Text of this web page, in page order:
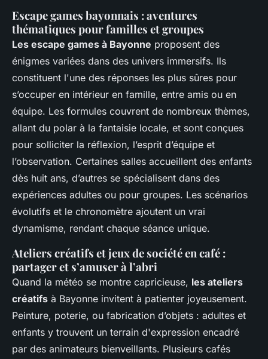
Escape games bayonnais : aventures
thématiques pour familles et groupes
Les escape games à Bayonne proposent des
énigmes variées dans des univers immersifs. Ils
constituent l'une des réponses les plus sûres pour
s’occuper en intérieur en famille, entre amis ou en
équipe. Les formules couvrent de nombreux thèmes,
allant du polar à la fantaisie locale, et sont conçues
pour solliciter la réflexion, l’esprit d’équipe et
l’observation. Certaines salles accueillent des enfants
dès huit ans, d’autres se spécialisent dans des
expériences adultes ou pour groupes. Les scénarios
évolutifs et le chronomètre ajoutent un vrai
dynamisme, rendant chaque séance unique.
Ateliers créatifs et jeux de société en café :
partager et s’amuser à l’abri
Quand la météo se montre capricieuse, les ateliers
créatifs à Bayonne invitent à patienter joyeusement.
Peinture, poterie, ou fabrication d’objets : adultes et
enfants y trouvent un terrain d'expression encadré
par des animateurs bienveillants. Plusieurs cafés